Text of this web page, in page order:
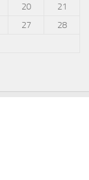
20
21
27
28